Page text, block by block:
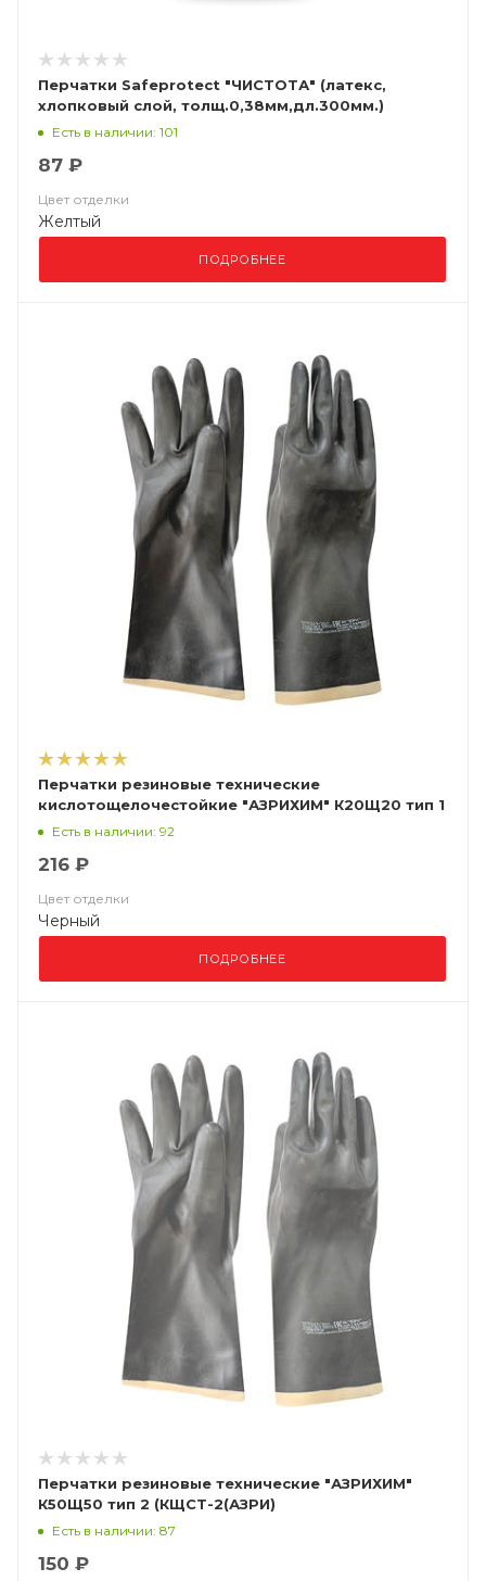
Перчатки Safeprotect "ЧИСТОТА" (латекс,
хлопковый слой, толщ.0,38мм,дл.300мм.)
Есть в наличии: 101
87 ₽
Цвет отделки
Желтый
ПОДРОБНЕЕ
Перчатки резиновые технические
кислотощелочестойкие "АЗРИХИМ" К20Щ20 тип 1
Есть в наличии: 92
216 ₽
Цвет отделки
Черный
ПОДРОБНЕЕ
Перчатки резиновые технические "АЗРИХИМ"
К50Щ50 тип 2 (КЩСТ-2(АЗРИ)
Есть в наличии: 87
150 ₽